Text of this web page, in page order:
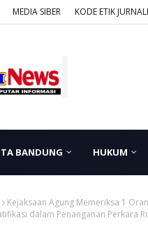
MEDIA SIBER KODE ETIK
BANDUNG HUKUM
Kejaksaan Agung Memeriksa 1
dalam Penanganan Perkara